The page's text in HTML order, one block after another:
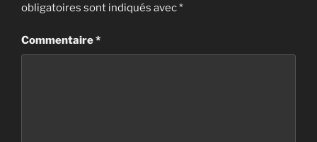
obligatoires sont indiqués avec*
Commentaire*